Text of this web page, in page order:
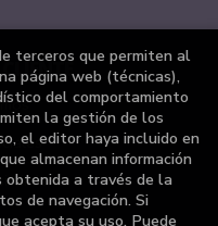
terceros que permiten al
página web (técnicas),
del comportamiento
la gestión de los
el editor haya incluido en
almacenan información
obtenida a través de la
de navegación. Si
acepta su uso. Puede